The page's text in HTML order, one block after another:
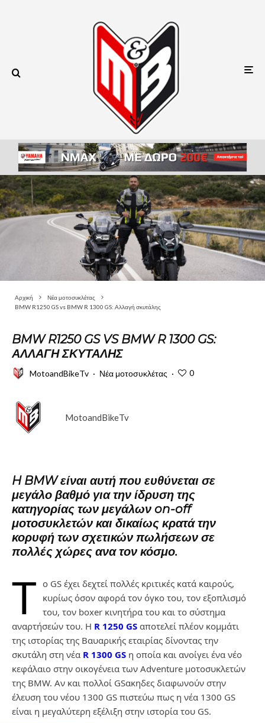
Αρχική
Νέα μοτοσυκλέτας
BMW R1250 GS vs BMW R 1300 GS: Αλλαγή σκυτάλης
BMW R1250 GS VS BMW R 1300 GS:
ΑΛΛΑΓΉ ΣΚΥΤΆΛΗΣ
MotoandBikeTv · Νέα μοτοσυκλέτας · 0
MotoandBikeTv
H BMW είναι αυτή που ευθύνεται σε
μεγάλο βαθμό για την ίδρυση της
κατηγορίας των μεγάλων on-off
μοτοσυκλετών και δικαίως κρατά την
κορυφή των σχετικών πωλήσεων σε
πολλές χώρες ανα τον κόσμο.
Τ ο GS έχει δεχτεί πολλές κριτικές κατά καιρούς,
κυρίως όσον αφορά τον όγκο του, τον εξοπλισμό
του, τον boxer κινητήρα του και το σύστημα
αναρτήσεών του. H R 1250 GS αποτελεί πλέον κομμάτι
της ιστορίας της Βαυαρικής εταιρίας δίνοντας την
σκυτάλη στη νέα R 1300 GS η οποία και ανοίγει ένα νέο
κεφάλαιο στην οικογένεια των Adventure μοτοσυκλετών
της BMW. Αν και πολλοί GSακηδες διαφωνούν στην
έλευση του νέου 1300 GS πιστεύω πως η νέα 1300 GS
είναι η μεγαλύτερη εξέλιξη στην ιστορία του GS.